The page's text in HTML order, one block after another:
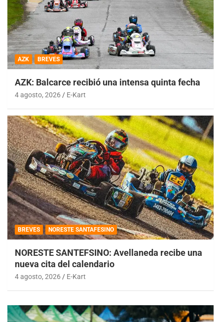
AZK BREVES
AZK: Balcarce recibió una intensa quinta fecha
4 agosto, 2026 E-Kart
BREVES NORESTE SANTAFESINO
NORESTE SANTEFSINO: Avellaneda recibe una
nueva cita del calendario
4 agosto, 2026 E-Kart